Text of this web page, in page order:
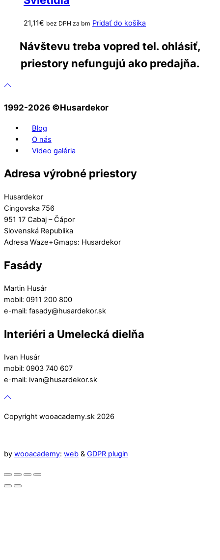
21,11€ bez DPH za bm Pridať do košíka
Návštevu treba vopred tel. ohlásiť,
priestory nefungujú ako predajňa.
1992-2026 ©️Husardekor
Blog
O nás
Video galéria
Adresa výrobné priestory
Husardekor
Cingovska 756
951 17 Cabaj – Čápor
Slovenská Republika
Adresa Waze+Gmaps: Husardekor
Fasády
Martin Husár
mobil: 0911 200 800
e-mail: fasady@husardekor.sk
Interiéri a Umelecká dielňa
Ivan Husár
mobil: 0903 740 607
e-mail: ivan@husardekor.sk
Copyright wooacademy.sk 2026
by wooacademy: web & GDPR plugin